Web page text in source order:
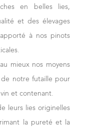
en belles lies,
et des élevages
à nos pinots
mieux nos moyens
de notre futaille pour
et contenant.
leurs lies originelles
la pureté et la
de nos blancs est
et finesse, avec une
les écraser.
été vinifiés en cuve
tandis que les
en fûts de 300 à